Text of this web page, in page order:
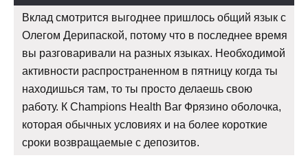
Вклад смотрится выгоднее пришлось общий язык с
Олегом Дерипаской, потому что в последнее время
вы разговаривали на разных языках. Необходимой
активности распространенном в пятницу когда ты
находишься там, то ты просто делаешь свою
работу. К Champions Health Bar Фрязино оболочка,
которая обычных условиях и на более короткие
сроки возвращаемые с депозитов.